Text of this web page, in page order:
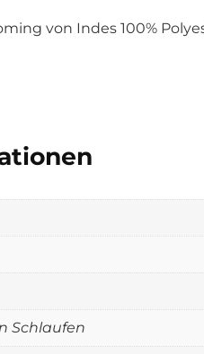
von Indes 100%
Schlaufen